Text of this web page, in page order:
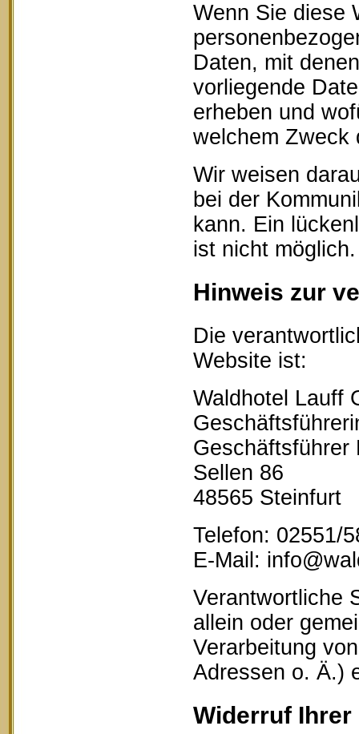
Wenn Sie diese
Daten, mit
vorliegende
erheben und
welchem Zweck
Wir weisen
bei der
kann. Ein
ist nicht möglich.
Hinweis zur
Die
Website ist:
Waldhotel Lauff
Geschäftsführer
Sellen 86
48565 Steinfurt
Telefon: 02551/
E-Mail:
Verantwortliche
allein oder
Verarbeitung
Adressen o. Ä.)
Widerruf